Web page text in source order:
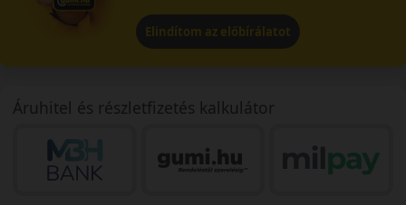
Elindítom az előbírálatot
Áruhitel és részletfizetés kalkulátor